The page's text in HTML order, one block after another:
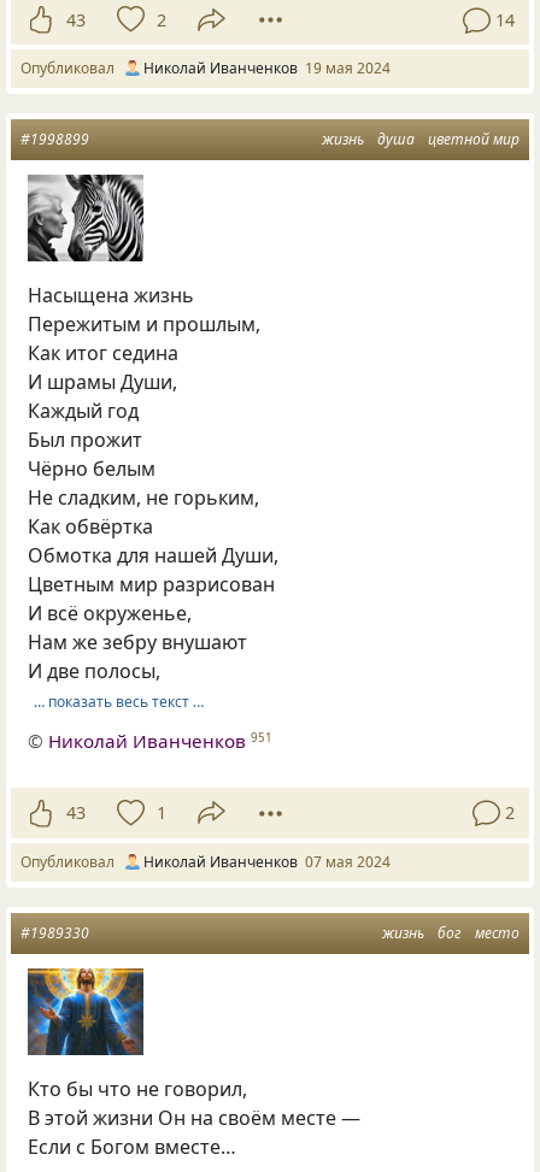
43 2 14
Опубликовал Николай Иванченков 19 мая 2024
жизнь душа цветной мир
#1998899
Насыщена жизнь
Пережитым и прошлым,
Как итог седина
И шрамы Души,
Каждый год
Был прожит
Чёрно белым
Не сладким, не горьким,
Как обвёртка
Обмотка для нашей Души,
Цветным мир разрисован
И всё окруженье,
Нам же зебру внушают
И две полосы,
… показать весь текст …
© Николай Иванченков 951
43 1 2
Опубликовал Николай Иванченков 07 мая 2024
жизнь бог место
#1989330
Кто бы что не говорил,
В этой жизни Он на своём месте —
Если с Богом вместе…